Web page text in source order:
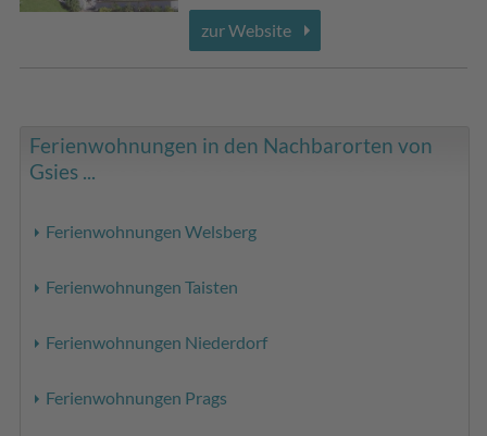
zur Website
Ferienwohnungen in den Nachbarorten von
Gsies ...
Ferienwohnungen Welsberg
Ferienwohnungen Taisten
Ferienwohnungen Niederdorf
Ferienwohnungen Prags